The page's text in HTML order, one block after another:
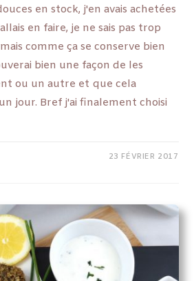
en stock, j'en avais achetées
en faire, je ne sais pas trop
comme ça se conserve bien
bien une façon de les
ou un autre et que cela
jour. Bref j'ai finalement choisi
23 FÉVRIER 2017